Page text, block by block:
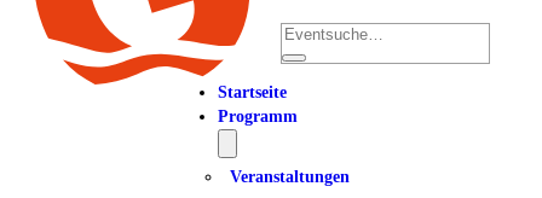
Suchen
Startseite
Programm
Veranstaltungen